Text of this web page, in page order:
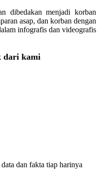
dibedakan menjadi korban
asap, dan korban dengan
infografis dan videografis
dari kami
dan fakta tiap harinya